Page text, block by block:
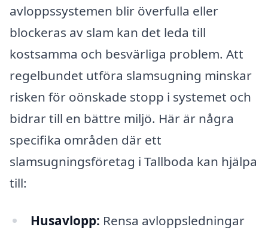
avloppssystemen blir överfulla eller
blockeras av slam kan det leda till
kostsamma och besvärliga problem. Att
regelbundet utföra slamsugning minskar
risken för oönskade stopp i systemet och
bidrar till en bättre miljö. Här är några
specifika områden där ett
slamsugningsföretag i Tallboda kan hjälpa
till:
Husavlopp: Rensa avloppsledningar